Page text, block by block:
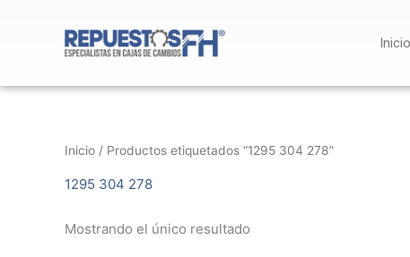
Inicio
Inicio / Productos etiquetados “1295 304 278”
1295 304 278
Mostrando el único resultado